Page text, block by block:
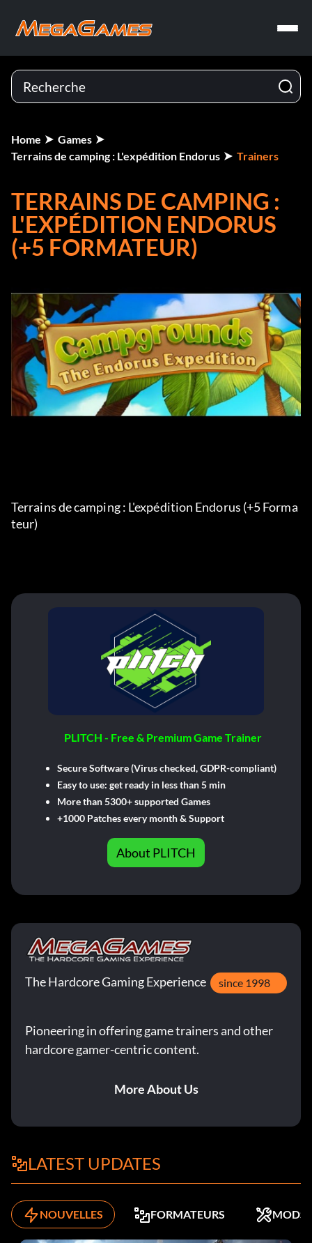
Home
Games
Terrains de camping : L'expédition Endorus
Trainers
TERRAINS DE CAMPING :
L'EXPÉDITION ENDORUS
(+5 FORMATEUR)
Terrains de camping : L'expédition Endorus (+5 Forma
teur)
PLITCH - Free & Premium Game Trainer
Secure Software (Virus checked, GDPR-compliant)
Easy to use: get ready in less than 5 min
More than 5300+ supported Games
+1000 Patches every month & Support
About PLITCH
The Hardcore Gaming Experience since 1998
Pioneering in offering game trainers and other
hardcore gamer-centric content.
More About Us
LATEST UPDATES
NOUVELLES FORMATEURS MODS